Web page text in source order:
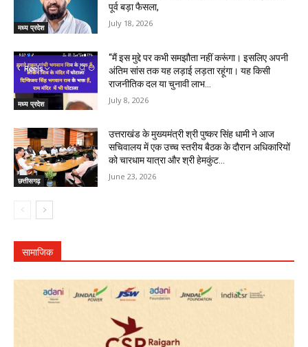
मध्य प्रदेश
पूर्व बड़ा फैसला,
July 18, 2026
मध्य प्रदेश
“मैं इस मुद्दे पर कभी समझौता नहीं करूंगा। इसलिए अपनी
अंतिम सांस तक यह लड़ाई लड़ता रहूंगा। यह किसी
राजनीतिक दल या चुनावी लाभ...
July 8, 2026
छत्तीसगढ़
उत्तराखंड के मुख्यमंत्री श्री पुष्कर सिंह धामी ने आज
सचिवालय में एक उच्च स्तरीय बैठक के दौरान अधिकारियों
को चारधाम यात्रा और श्री हेमकुंट...
June 23, 2026
सामाजिक